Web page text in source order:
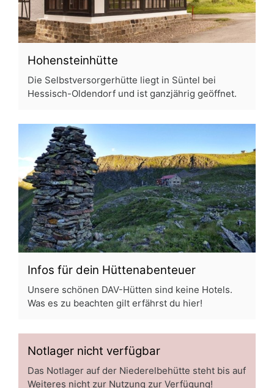
Hohensteinhütte
Die Selbstversorgerhütte liegt in Süntel bei
Hessisch-Oldendorf und ist ganzjährig geöffnet.
Infos für dein Hüttenabenteuer
Unsere schönen DAV-Hütten sind keine Hotels.
Was es zu beachten gilt erfährst du hier!
Notlager nicht verfügbar
Das Notlager auf der Niederelbehütte steht bis auf
Weiteres nicht zur Nutzung zur Verfügung!